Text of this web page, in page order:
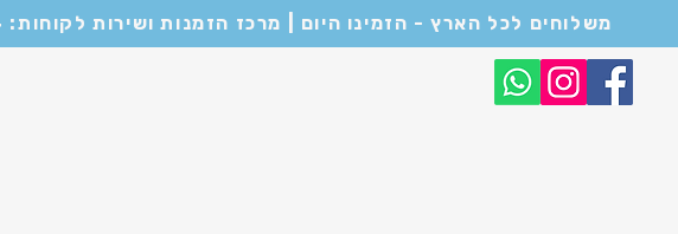
משלוחים לכל הארץ - הזמינו היום | מרכז הזמנות ושירות לקוחות: 054-6682114 | המחירים המופיעים באתר הם לכמות של מינימום 21 יחידות ומעלה